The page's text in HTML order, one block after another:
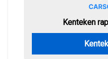
Kenteken